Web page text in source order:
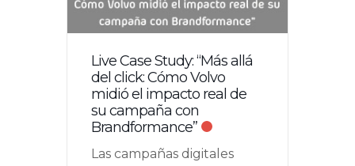
Live Case Study: “Más allá
del click: Cómo Volvo
midió el impacto real de
su campaña con
Brandformance”
Las campañas digitales